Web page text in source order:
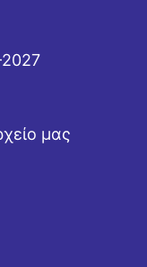
2027
μας